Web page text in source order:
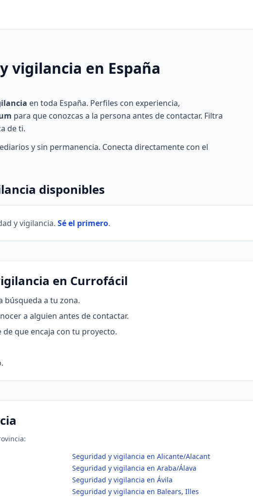
vigilancia en España
en toda España. Perfiles con experiencia,
para que conozcas a la persona antes de contactar. Filtra
de ti.
y sin permanencia. Conecta directamente con el
disponibles
y vigilancia. Sé el primero.
en Currofácil
búsqueda a tu zona.
a alguien antes de contactar.
que encaja con tu proyecto.
Seguridad y vigilancia en Alicante/Alacant
Seguridad y vigilancia en Araba/Álava
Seguridad y vigilancia en Ávila
Seguridad y vigilancia en Balears, Illes